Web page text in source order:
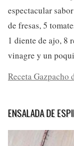
espectacular
de fresas, 5
1 diente de ajo, 8
vinagre y un
Receta Gazpacho
ENSALADA DE